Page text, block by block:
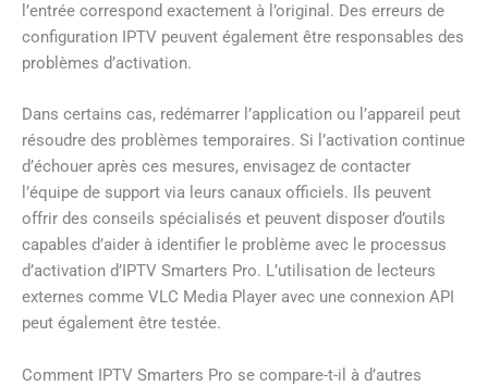
l’entrée correspond exactement à l’original. Des erreurs de
configuration IPTV peuvent également être responsables des
problèmes d’activation.
Dans certains cas, redémarrer l’application ou l’appareil peut
résoudre des problèmes temporaires. Si l’activation continue
d’échouer après ces mesures, envisagez de contacter
l’équipe de support via leurs canaux officiels. Ils peuvent
offrir des conseils spécialisés et peuvent disposer d’outils
capables d’aider à identifier le problème avec le processus
d’activation d’IPTV Smarters Pro. L’utilisation de lecteurs
externes comme VLC Media Player avec une connexion API
peut également être testée.
Comment IPTV Smarters Pro se compare-t-il à d’autres